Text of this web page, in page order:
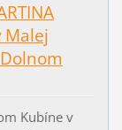
Malej
Kubíne v